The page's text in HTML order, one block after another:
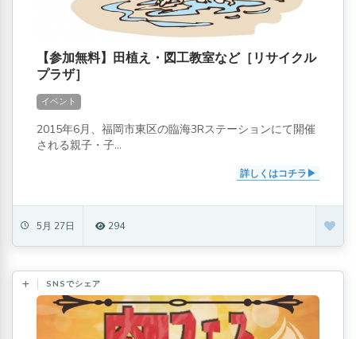
【参加無料】田植え・図工教室など［リサイクル
プラザ］
イベント
2015年6月、福岡市東区の臨海3Rステーションにて開催
される親子・子...
詳しくはコチラ
5月 27日 294
SNSでシェア